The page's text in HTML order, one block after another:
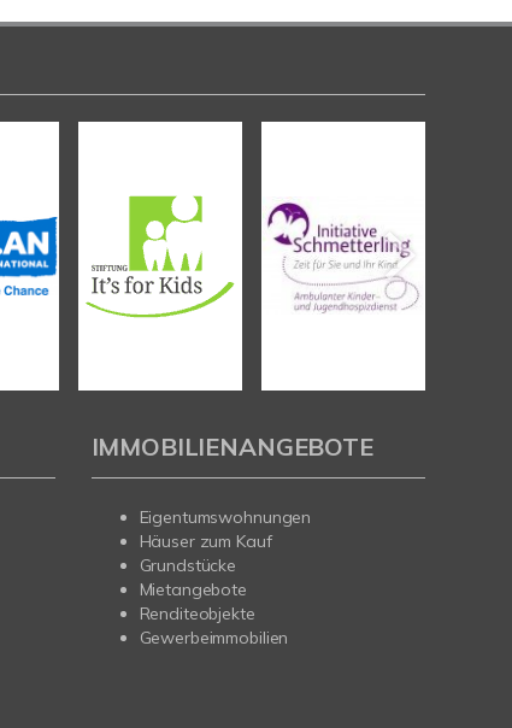
IMMOBILIENANGEBOTE
Eigentumswohnungen
Häuser zum Kauf
Grundstücke
Mietangebote
Renditeobjekte
Gewerbeimmobilien